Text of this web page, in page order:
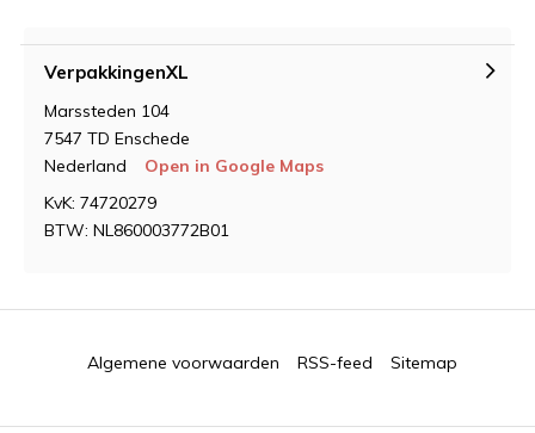
VerpakkingenXL
Marssteden 104
7547 TD Enschede
Nederland
Open in Google Maps
KvK: 74720279
BTW: NL860003772B01
Algemene voorwaarden RSS-feed Sitemap